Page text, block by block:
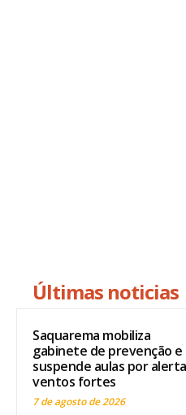
Últimas noticias
Saquarema mobiliza
gabinete de prevenção e
suspende aulas por
ventos fortes
7 de agosto de 2026